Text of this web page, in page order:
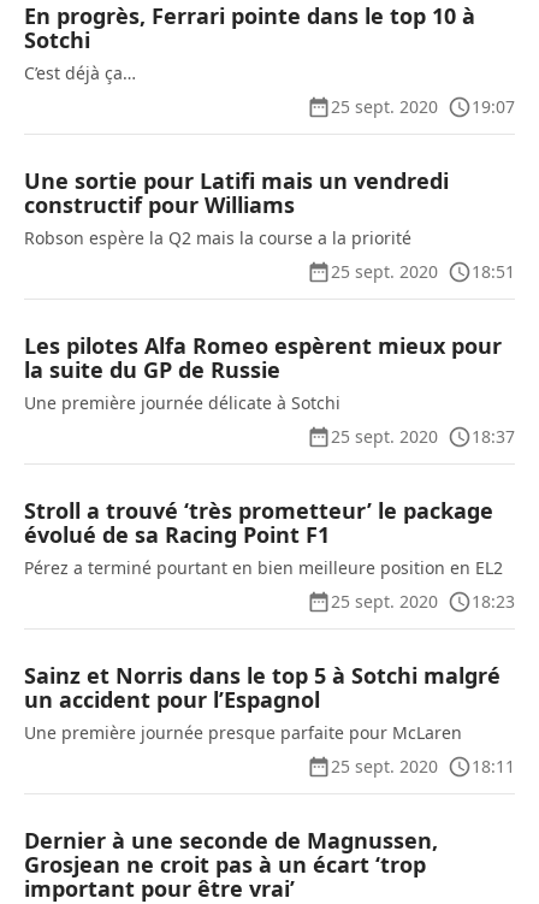
En progrès, Ferrari pointe dans le top 10 à
Sotchi
C’est déjà ça…
25 sept. 2020
19:07
Une sortie pour Latifi mais un vendredi
constructif pour Williams
Robson espère la Q2 mais la course a la priorité
25 sept. 2020
18:51
Les pilotes Alfa Romeo espèrent mieux pour
la suite du GP de Russie
Une première journée délicate à Sotchi
25 sept. 2020
18:37
Stroll a trouvé ‘très prometteur’ le package
évolué de sa Racing Point F1
Pérez a terminé pourtant en bien meilleure position en EL2
25 sept. 2020
18:23
Sainz et Norris dans le top 5 à Sotchi malgré
un accident pour l’Espagnol
Une première journée presque parfaite pour McLaren
25 sept. 2020
18:11
Dernier à une seconde de Magnussen,
Grosjean ne croit pas à un écart ‘trop
important pour être vrai’